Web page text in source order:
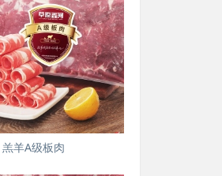
羔羊A级板肉